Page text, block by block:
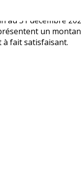
au 31 décembre
un
à fait satisfaisant.
d’une gestion
et les